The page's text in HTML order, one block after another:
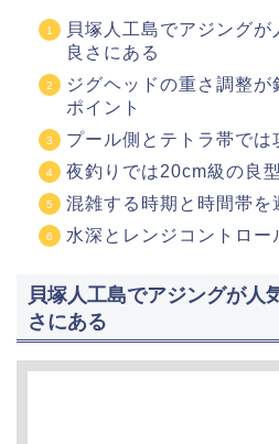
貝塚人工島でアジング
良さにある
ジグヘッドの重さ調整
ポイント
プール側とテトラ帯では
夜釣りでは20cm級の良
混雑する時期と時間帯を
水深とレンジコントロー
貝塚人工島でアジングが人
さにある